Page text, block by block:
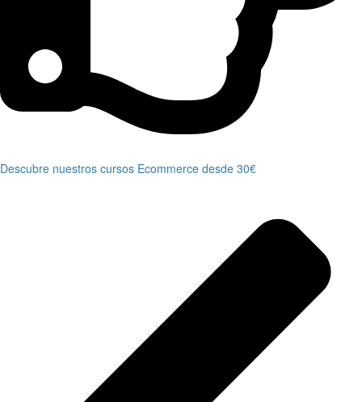
Descubre nuestros cursos Ecommerce desde 30€